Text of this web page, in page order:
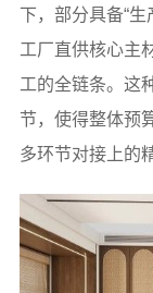
下，部分具备“
工厂直供核心主
工的全链条。这
节，使得整体预
多环节对接上的